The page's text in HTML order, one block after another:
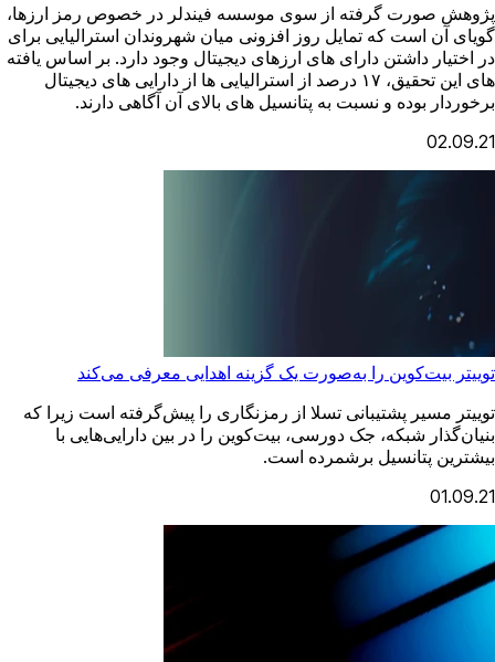
پژوهش صورت گرفته از سوی موسسه فیندلر در خصوص رمز ارزها،
گویای آن است که تمایل روز افزونی میان شهروندان استرالیایی برای
در اختیار داشتن دارای های ارزهای دیجیتال وجود دارد. بر اساس یافته
های این تحقیق، ۱۷ درصد از استرالیایی ها از دارایی های دیجیتال
برخوردار بوده و نسبت به پتانسیل های بالای آن آگاهی دارند.
02.09.21
توییتر بیت‌کوین را به‌صورت یک گزینه اهدایی معرفی می‌کند
توییتر مسیر پشتیبانی تسلا از رمزنگاری را پیش‌گرفته است زیرا که
بنیان‌گذار شبکه، جک دورسی، بیت‌کوین را در بین دارایی‌هایی با
بیشترین پتانسیل برشمرده است.
01.09.21